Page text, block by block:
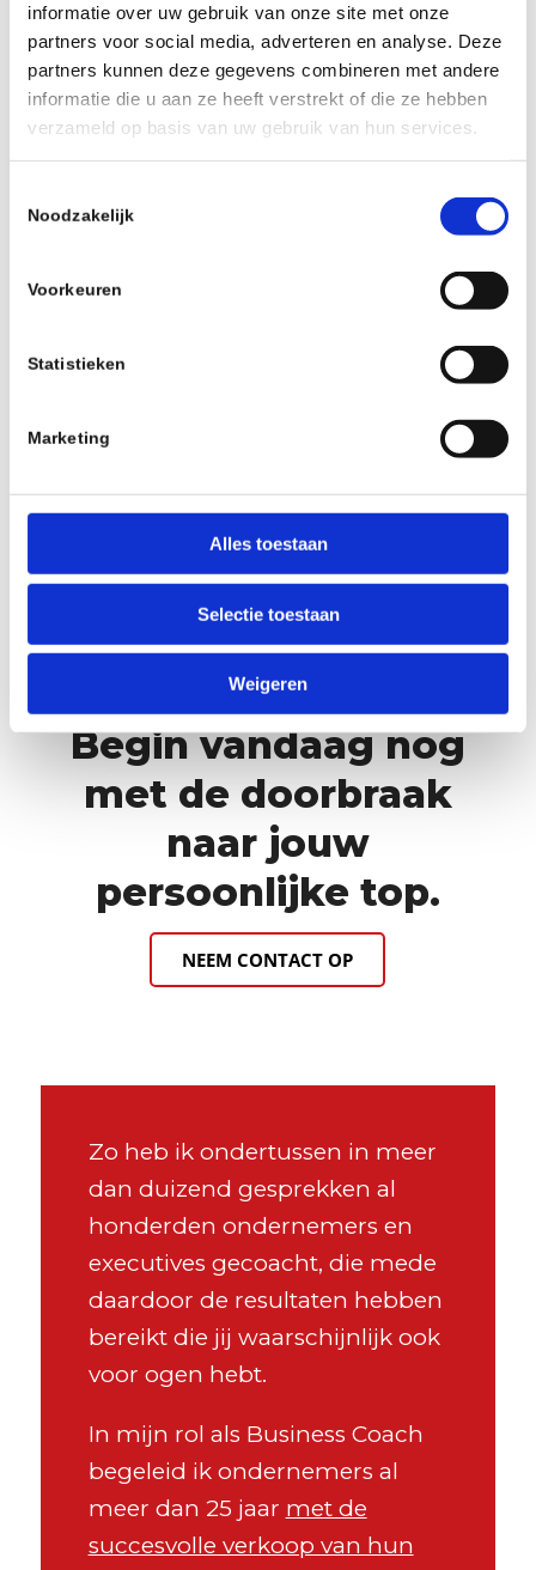
informatie over uw gebruik van onze site met onze
partners voor social media, adverteren en analyse. Deze
partners kunnen deze gegevens combineren met andere
informatie die u aan ze heeft verstrekt of die ze hebben
verzameld op basis van uw gebruik van hun services.
Noodzakelijk
Voorkeuren
Statistieken
Marketing
Alles toestaan
Selectie toestaan
Weigeren
misplaatste neiging om
onschuldigen aan te vallen die je
alleen maar willen helpen.
Zwartepieten: De gewoonte om
jezelf.
zwakheden aanzien voor deugden
meer wil bereiken dan je nu doet, dan
aan de slag moeten met je eigen
negatieve gedrag.Begin vandaag nog
met de doorbraak naar jouw
persoonlijke top.
Begin vandaag nog
met de doorbraak
naar jouw
persoonlijke top.
NEEM CONTACT OP
Zo heb ik ondertussen in meer
dan duizend gesprekken al
honderden ondernemers en
executives gecoacht, die mede
daardoor de resultaten hebben
bereikt die jij waarschijnlijk ook
voor ogen hebt.
In mijn rol als Business Coach
begeleid ik ondernemers al
meer dan 25 jaar met de
succesvolle verkoop van hun